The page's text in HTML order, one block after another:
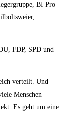
BI Pro
FDP, SPD und
verteilt. Und
Menschen
Es geht um eine